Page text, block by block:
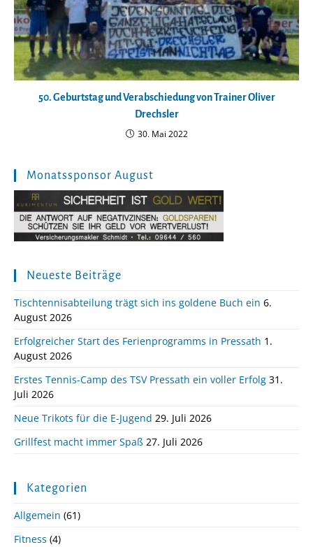
50. Geburtstag und Verabschiedung von Trainer Oliver
Drechsler
30. Mai 2022
Monatssponsor August
Neueste Beiträge
Tischtennisabteilung trägt sich ins goldene Buch ein 6.
August 2026
Erfolgreicher Start des Ferienprogramms in Pressath 1.
August 2026
Erstes Tennis-Camp des TSV Pressath ein voller Erfolg 31.
Juli 2026
Neue Trikots für die E-Jugend 29. Juli 2026
Grillfest macht immer Spaß 27. Juli 2026
Kategorien
Allgemein (61)
Fitness (4)